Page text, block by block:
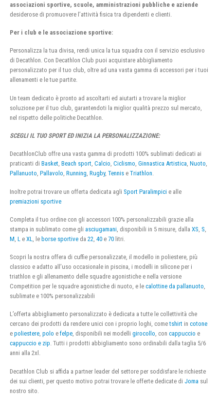
associazioni sportive, scuole, amministrazioni pubbliche e aziende
desiderose di promuovere l’attività fisica tra dipendenti e clienti.
Per i club e le associazione sportive:
Personalizza la tua divisa, rendi unica la tua squadra con il servizio esclusivo
di Decathlon. Con Decathlon Club puoi acquistare abbigliamento
personalizzato per il tuo club, oltre ad una vasta gamma di accessori per i tuoi
allenamenti e le tue partite.
Un team dedicato è pronto ad ascoltarti ed aiutarti a trovare la miglior
soluzione per il tuo club, garantendoti la miglior qualità prezzo sul mercato,
nel rispetto delle politiche Decathlon.
SCEGLI IL TUO SPORT ED INIZIA LA PERSONALIZZAZIONE:
DecathlonClub offre una vasta gamma di prodotti 100% sublimati dedicati ai
praticanti di Basket, Beach sport, Calcio, Ciclismo, Ginnastica Artistica, Nuoto,
Pallanuoto, Pallavolo, Running, Rugby, Tennis e Triathlon.
Inoltre potrai trovare un offerta dedicata agli Sport Paralimpici e alle
premiazioni sportive
Completa il tuo ordine con gli accessori 100% personalizzabili grazie alla
stampa in sublimato come gli asciugamani , disponibili in 5 misure, dalla XS S
M L e XL , le borse sportive da 22 40 e 70 litri.
Scopri la nostra offera di cuffie personalizzate, il modello in poliestere, più
classico e adatto all’uso occasionale in piscina, i modelli in silicone per i
triathlon e gli allenamento delle squadre agonistiche e nella versione
Competition per le squadre agonistiche di nuoto, e le calottine da pallanuoto,
sublimate e 100% personalizzabili
L’offerta abbigliamento personalizzato è dedicata a tutte le collettività che
cercano dei prodotti da rendere unici con i proprio loghi, cometshirt in cotone
e poliestere, polo e felpe, disponibili nei modelli girocollo, con cappuccio e
cappuccio e zip. Tutti i prodotti abbigliamento sono ordinabili dalla taglia 5/6
anni alla 2xl.
Decathlon Club si affida a partner leader del settore per soddisfare le richieste
dei sui clienti, per questo motivo potrai trovare le offerte dedicate di Joma sul
nostro sito.